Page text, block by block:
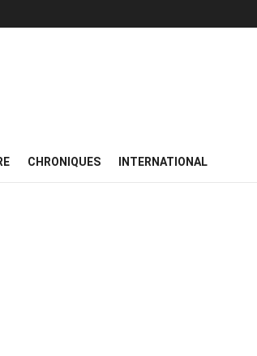
CHRONIQUES INTERNATIONAL